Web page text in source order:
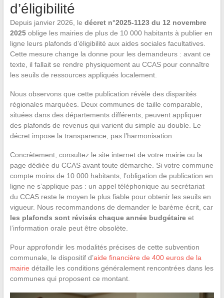
d’éligibilité
Depuis janvier 2026, le décret n°2025-1123 du 12 novembre
2025oblige les mairies de plus de 10 000 habitants à publier en
ligne leurs plafonds d’éligibilité aux aides sociales facultatives.
Cette mesure change la donne pour les demandeurs : avant ce
texte, il fallait se rendre physiquement au CCAS pour connaître
les seuils de ressources appliqués localement.
Nous observons que cette publication révèle des disparités
régionales marquées. Deux communes de taille comparable,
situées dans des départements différents, peuvent appliquer
des plafonds de revenus qui varient du simple au double. Le
décret impose la transparence, pas l’harmonisation.
Concrètement, consultez le site internet de votre mairie ou la
page dédiée du CCAS avant toute démarche. Si votre commune
compte moins de 10 000 habitants, l’obligation de publication en
ligne ne s’applique pas : un appel téléphonique au secrétariat
du CCAS reste le moyen le plus fiable pour obtenir les seuils en
vigueur. Nous recommandons de demander le barème écrit, car
les plafonds sont révisés chaque année budgétaireet
l’information orale peut être obsolète.
Pour approfondir les modalités précises de cette subvention
communale, le dispositif d’aide financière de 400 euros de la
mairie détaille les conditions généralement rencontrées dans les
communes qui proposent ce montant.